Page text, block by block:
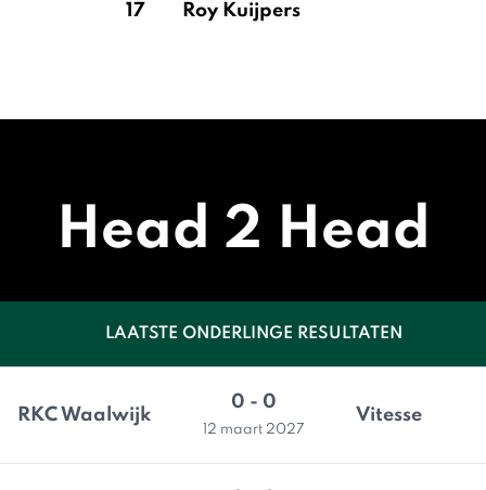
17 Roy Kuijpers
Head 2 Head
LAATSTE ONDERLINGE RESULTATEN
RKC Waalwijk
0 - 0
12 maart 2027
Vitesse